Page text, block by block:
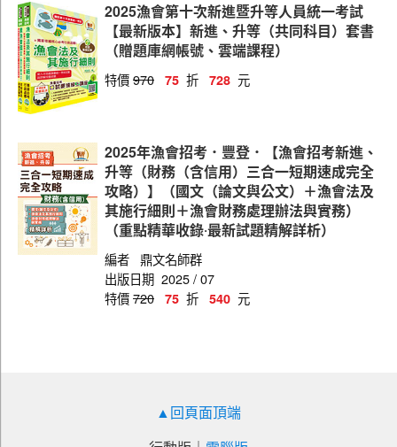
2025漁會第十次新進暨升等人員統一考試
【最新版本】新進、升等（共同科目）套書
（贈題庫網帳號、雲端課程）
特價970 75 折 728 元
2025年漁會招考．豐登．【漁會招考新進、
升等（財務（含信用）三合一短期速成完全
攻略）】（國文（論文與公文）＋漁會法及
其施行細則＋漁會財務處理辦法與實務）
（重點精華收錄‧最新試題精解詳析）
編者 鼎文名師群
出版日期 2025 / 07
特價720 75 折 540 元
▲回頁面頂端